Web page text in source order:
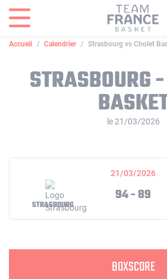
Accueil Calendrier Strasbourg vs Cholet
STRASBOURG
le 21/03/2026
21/03/2026
STRASBOURG
94 - 89
BOXSCORE
Panneau de gestion des cookies